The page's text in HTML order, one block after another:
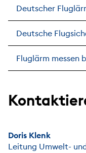
Deutscher
Deutsche
Fluglärm messen
Doris Klenk
Leitung Umwelt-